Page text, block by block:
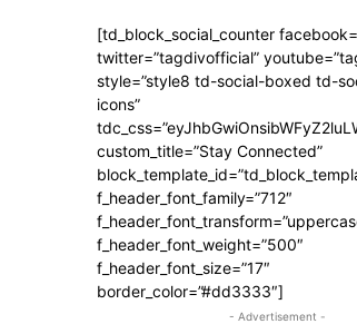
[td_block_social_counter
twitter=”tagdivofficial”
style=”style8 td-social-boxed td-
icons”
custom_title=”Stay Connected”
f_header_font_family=”712″
f_header_font_weight=”500″
f_header_font_size=”17″
border_color=”#dd3333″]
- Advertisement -